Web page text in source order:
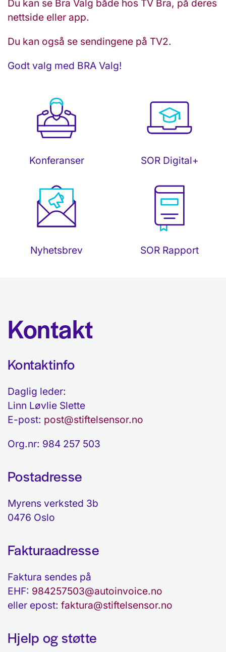
Du kan se Bra Valg både hos TV Bra, på deres
nettside eller app.
Du kan også se sendingene på TV2.
Godt valg med BRA Valg!
Konferanser SOR Digital+
Nyhetsbrev SOR Rapport
Kontakt
Kontaktinfo
Daglig leder:
Linn Løvlie Slette
E-post: post@stiftelsensor.no
Org.nr: 984 257 503
Postadresse
Myrens verksted 3b
0476 Oslo
Fakturaadresse
Faktura sendes på
EHF: 984257503@autoinvoice.no
eller epost: faktura@stiftelsensor.no
Hjelp og støtte